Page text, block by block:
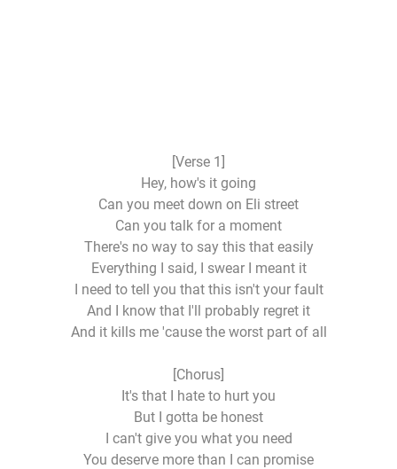
[Verse 1]
Hey, how's it going
Can you meet down on Eli street
Can you talk for a moment
There's no way to say this that easily
Everything I said, I swear I meant it
I need to tell you that this isn't your fault
And I know that I'll probably regret it
And it kills me 'cause the worst part of all
[Chorus]
It's that I hate to hurt you
But I gotta be honest
I can't give you what you need
You deserve more than I can promise